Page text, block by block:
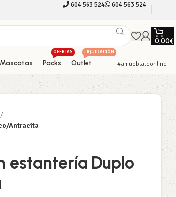
604 563 524 604 563 524
0,00€
Mascotas Packs
OFERTAS
Outlet
LIQUIDACIÓN
#amueblateonline
Antracita
estantería Duplo